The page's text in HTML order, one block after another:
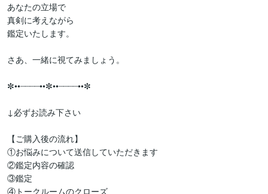
あなたの立場で
真剣に考えながら
鑑定いたします。
さあ、一緒に視てみましょう。
✼••┈┈┈┈••✼••┈┈┈┈••✼
↓必ずお読み下さい
【ご購入後の流れ】
①お悩みについて送信していただきます
②鑑定内容の確認
③鑑定
④トークルームのクローズ